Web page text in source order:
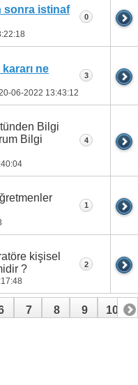
sonra istinaf
0
ne
06-2022 13:43:12
3
Bilgi
Bilgi
4
1
kişisel
?
2
7 8 9 10